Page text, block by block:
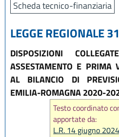
Scheda tecnico-finanziaria
LEGGE REGIONALE
DISPOSIZIONI
ASSESTAMENTO E PRIMA
AL BILANCIO DI
EMILIA-ROMAGNA 2020-
Testo coordinato
apportate da:
L.R. 14 giugno